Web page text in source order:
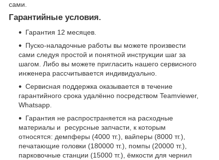
сами.
Гарантийные условия.
Гарантия 12 месяцев.
Пуско-наладочные работы вы можете произвести
сами следуя простой и понятной инструкции шаг за
шагом. Либо вы можете пригласить нашего сервисного
инженера рассчитывается индивидуально.
Сервисная поддержка оказывается в течение
гарантийного срока удалённо посредством Teamviewer,
Whatsapp.
Гарантия не распространяется на расходные
материалы и ресурсные запчасти, к которым
относятся: демпферы (4000 тг.), вайперы (8000 тг.),
печатающие головки (180000 тг.), помпы (20000 тг.),
парковочные станции (15000 тг.), ёмкости для чернил